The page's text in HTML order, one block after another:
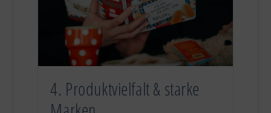
4. Produktvielfalt & starke